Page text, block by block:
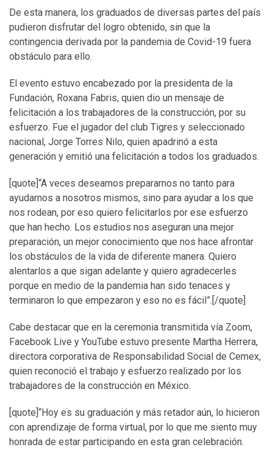
De esta manera, los graduados de diversas partes del país
pudieron disfrutar del logro obtenido, sin que la
contingencia derivada por la pandemia de Covid-19 fuera
obstáculo para ello.
El evento estuvo encabezado por la presidenta de la
Fundación, Roxana Fabris, quien dio un mensaje de
felicitación a los trabajadores de la construcción, por su
esfuerzo. Fue el jugador del club Tigres y seleccionado
nacional, Jorge Torres Nilo, quien apadrinó a esta
generación y emitió una felicitación a todos los graduados.
[quote]“A veces deseamos prepararnos no tanto para
ayudarnos a nosotros mismos, sino para ayudar a los que
nos rodean, por eso quiero felicitarlos por ese esfuerzo
que han hecho. Los estudios nos aseguran una mejor
preparación, un mejor conocimiento que nos hace afrontar
los obstáculos de la vida de diferente manera. Quiero
alentarlos a que sigan adelante y quiero agradecerles
porque en medio de la pandemia han sido tenaces y
terminaron lo que empezaron y eso no es fácil”.[/quote]
Cabe destacar que en la ceremonia transmitida vía Zoom,
Facebook Live y YouTube estuvo presente Martha Herrera,
directora corporativa de Responsabilidad Social de Cemex,
quien reconoció el trabajo y esfuerzo realizado por los
trabajadores de la construcción en México.
[quote]“Hoy es su graduación y más retador aún, lo hicieron
con aprendizaje de forma virtual, por lo que me siento muy
honrada de estar participando en esta gran celebración.